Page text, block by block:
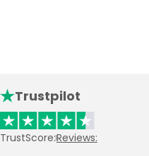
Trustpilot
TrustScore:Reviews: